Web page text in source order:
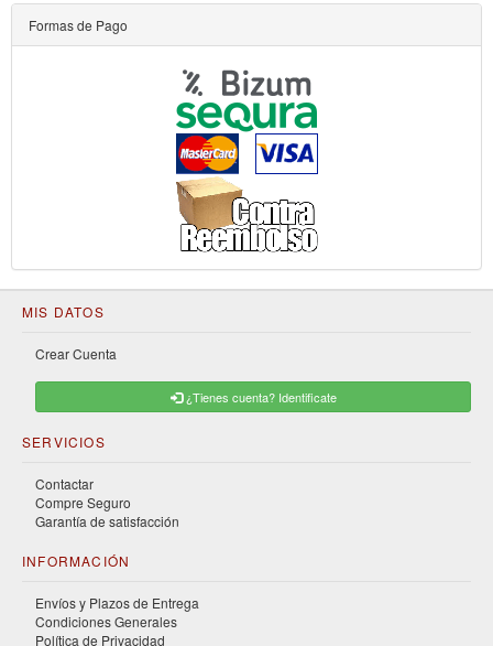
Formas de Pago
MIS DATOS
Crear Cuenta
¿Tienes cuenta? Identificate
SERVICIOS
Contactar
Compre Seguro
Garantía de satisfacción
INFORMACIÓN
Envíos y Plazos de Entrega
Condiciones Generales
Política de Privacidad